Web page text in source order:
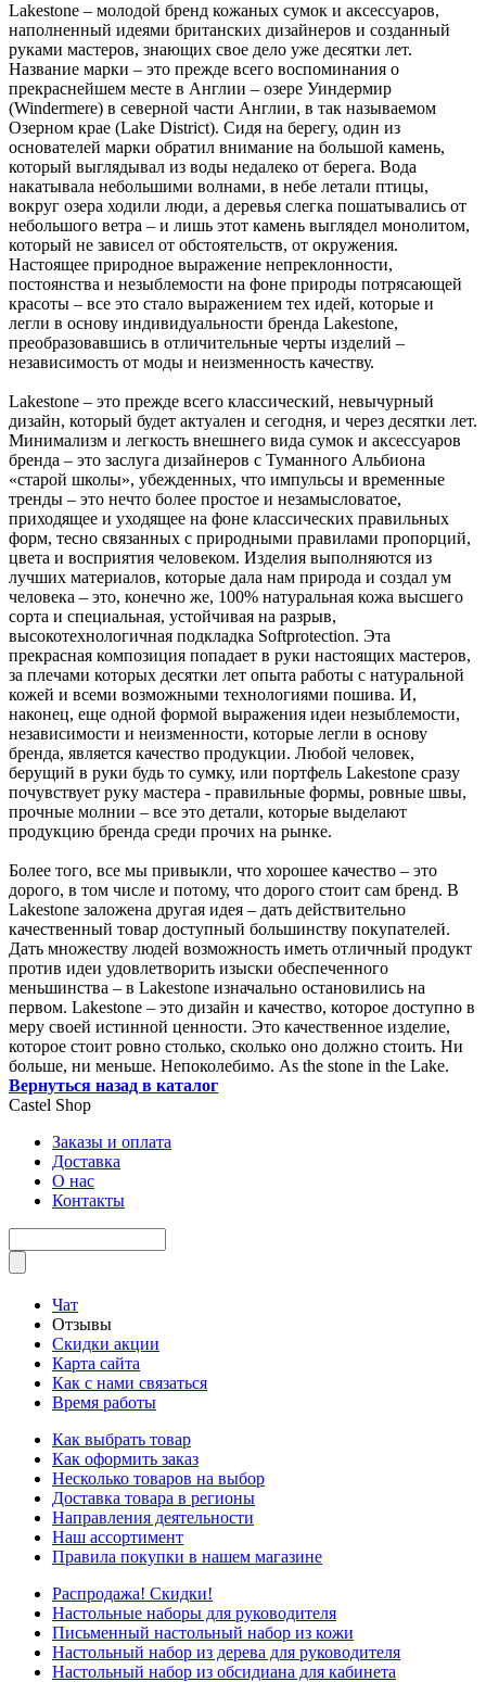
Lakestone – молодой бренд кожаных сумок и аксессуаров,
наполненный идеями британских дизайнеров и созданный
руками мастеров, знающих свое дело уже десятки лет.
Название марки – это прежде всего воспоминания о
прекраснейшем месте в Англии – озере Уиндермир
(Windermere) в северной части Англии, в так называемом
Озерном крае (Lake District). Сидя на берегу, один из
основателей марки обратил внимание на большой камень,
который выглядывал из воды недалеко от берега. Вода
накатывала небольшими волнами, в небе летали птицы,
вокруг озера ходили люди, а деревья слегка пошатывались от
небольшого ветра – и лишь этот камень выглядел монолитом,
который не зависел от обстоятельств, от окружения.
Настоящее природное выражение непреклонности,
постоянства и незыблемости на фоне природы потрясающей
красоты – все это стало выражением тех идей, которые и
легли в основу индивидуальности бренда Lakestone,
преобразовавшись в отличительные черты изделий –
независимость от моды и неизменность качеству.
Lakestone – это прежде всего классический, невычурный
дизайн, который будет актуален и сегодня, и через десятки лет.
Минимализм и легкость внешнего вида сумок и аксессуаров
бренда – это заслуга дизайнеров с Туманного Альбиона
«старой школы», убежденных, что импульсы и временные
тренды – это нечто более простое и незамысловатое,
приходящее и уходящее на фоне классических правильных
форм, тесно связанных с природными правилами пропорций,
цвета и восприятия человеком. Изделия выполняются из
лучших материалов, которые дала нам природа и создал ум
человека – это, конечно же, 100% натуральная кожа высшего
сорта и специальная, устойчивая на разрыв,
высокотехнологичная подкладка Softprotection. Эта
прекрасная композиция попадает в руки настоящих мастеров,
за плечами которых десятки лет опыта работы с натуральной
кожей и всеми возможными технологиями пошива. И,
наконец, еще одной формой выражения идеи незыблемости,
независимости и неизменности, которые легли в основу
бренда, является качество продукции. Любой человек,
берущий в руки будь то сумку, или портфель Lakestone сразу
почувствует руку мастера - правильные формы, ровные швы,
прочные молнии – все это детали, которые выделают
продукцию бренда среди прочих на рынке.
Более того, все мы привыкли, что хорошее качество – это
дорого, в том числе и потому, что дорого стоит сам бренд. В
Lakestone заложена другая идея – дать действительно
качественный товар доступный большинству покупателей.
Дать множеству людей возможность иметь отличный продукт
против идеи удовлетворить изыски обеспеченного
меньшинства – в Lakestone изначально остановились на
первом. Lakestone – это дизайн и качество, которое доступно в
меру своей истинной ценности. Это качественное изделие,
которое стоит ровно столько, сколько оно должно стоить. Ни
больше, ни меньше. Непоколебимо. As the stone in the Lake.
Вернуться назад в каталог
Castel Shop
Заказы и оплата
Доставка
О нас
Контакты
Чат
Отзывы
Скидки акции
Карта сайта
Как с нами связаться
Время работы
Как выбрать товар
Как оформить заказ
Несколько товаров на выбор
Доставка товара в регионы
Направления деятельности
Наш ассортимент
Правила покупки в нашем магазине
Распродажа! Скидки!
Настольные наборы для руководителя
Письменный настольный набор из кожи
Настольный набор из дерева для руководителя
Настольный набор из обсидиана для кабинета